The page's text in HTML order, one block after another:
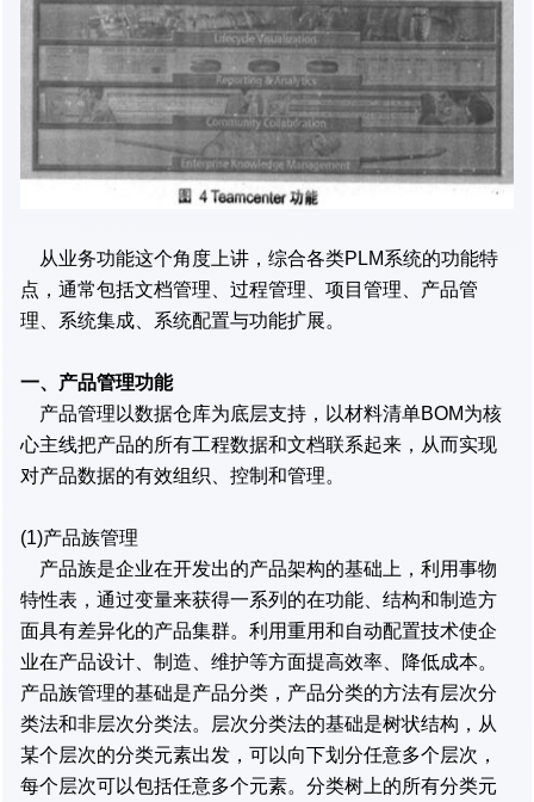
从业务功能这个角度上讲，综合各类PLM系统的功能特
点，通常包括文档管理、过程管理、项目管理、产品管
理、系统集成、系统配置与功能扩展。
一、产品管理功能
产品管理以数据仓库为底层支持，以材料清单BOM为核
心主线把产品的所有工程数据和文档联系起来，从而实现
对产品数据的有效组织、控制和管理。
(1)产品族管理
产品族是企业在开发出的产品架构的基础上，利用事物
特性表，通过变量来获得一系列的在功能、结构和制造方
面具有差异化的产品集群。利用重用和自动配置技术使企
业在产品设计、制造、维护等方面提高效率、降低成本。
产品族管理的基础是产品分类，产品分类的方法有层次分
类法和非层次分类法。层次分类法的基础是树状结构，从
某个层次的分类元素出发，可以向下划分任意多个层次，
每个层次可以包括任意多个元素。分类树上的所有分类元